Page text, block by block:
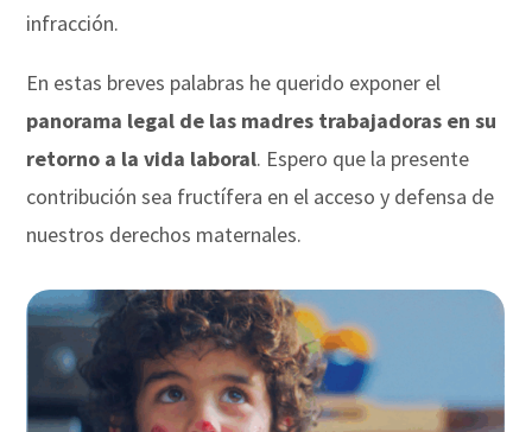
infracción.
En estas breves palabras he querido exponer el
panorama legal de las madres trabajadoras en su
retorno a la vida laboral. Espero que la presente
contribución sea fructífera en el acceso y defensa de
nuestros derechos maternales.